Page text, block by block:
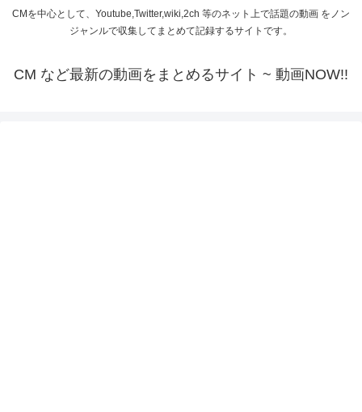
CMを中心として、Youtube,Twitter,wiki,2ch 等のネット上で話題の動画 をノン
ジャンルで収集してまとめて記録するサイトです。
CM など最新の動画をまとめるサイト ~ 動画NOW!!